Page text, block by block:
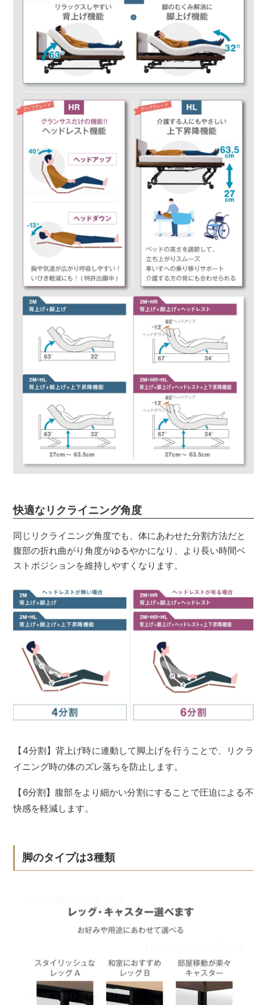
快適なリクライニング角度
同じリクライニング角度でも、体にあわせた分割方法だと
腹部の折れ曲がり角度がゆるやかになり、より長い時間ベ
ストポジションを維持しやすくなります。
【4分割】背上げ時に連動して脚上げを行うことで、リクラ
イニング時の体のズレ落ちを防止します。
【6分割】腹部をより細かい分割にすることで圧迫による不
快感を軽減します。
脚のタイプは3種類